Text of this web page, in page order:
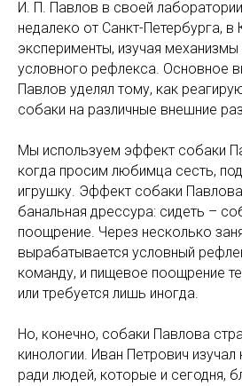
И. П. Павлов в своей
недалеко от Санкт-Петербурга, в
эксперименты, изучая
условного рефлекса. Основное
Павлов уделял тому, как
собаки на различные внешние
Мы используем эффект собаки
когда просим любимца сесть,
игрушку. Эффект собаки
банальная дрессура: сидеть –
поощрение. Через несколько
вырабатывается условный
команду, и пищевое поощрение
или требуется лишь иногда.
Но, конечно, собаки Павлова
кинологии. Иван Петрович
ради людей, которые и сегодня,